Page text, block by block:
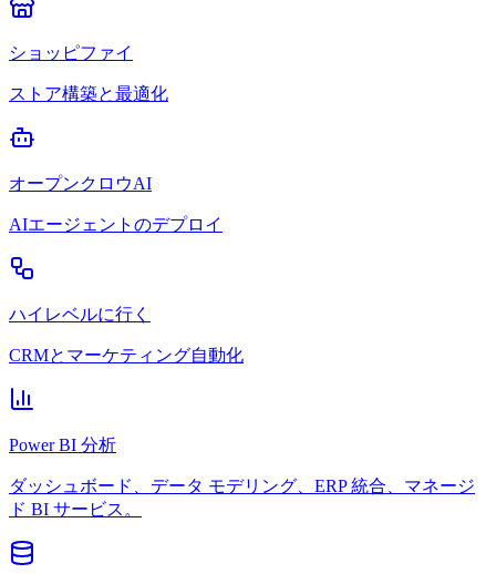
ショッピファイ
ストア構築と最適化
オープンクロウAI
AIエージェントのデプロイ
ハイレベルに行く
CRMとマーケティング自動化
Power BI 分析
ダッシュボード、データ モデリング、ERP 統合、マネージ
ド BI サービス。